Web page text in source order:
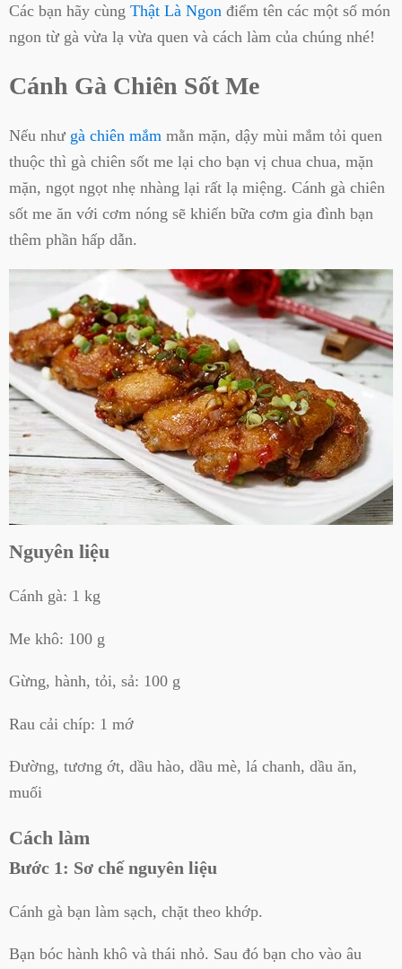
Các bạn hãy cùng Thật Là Ngon điểm tên các một số món
ngon từ gà vừa lạ vừa quen và cách làm của chúng nhé!
Cánh Gà Chiên Sốt Me
Nếu như gà chiên mắm mằn mặn, dậy mùi mắm tỏi quen
thuộc thì gà chiên sốt me lại cho bạn vị chua chua, mặn
mặn, ngọt ngọt nhẹ nhàng lại rất lạ miệng. Cánh gà chiên
sốt me ăn với cơm nóng sẽ khiến bữa cơm gia đình bạn
thêm phần hấp dẫn.
Nguyên liệu
Cánh gà: 1 kg
Me khô: 100 g
Gừng, hành, tỏi, sả: 100 g
Rau cải chíp: 1 mớ
Đường, tương ớt, dầu hào, dầu mè, lá chanh, dầu ăn,
muối
Cách làm
Bước 1: Sơ chế nguyên liệu
Cánh gà bạn làm sạch, chặt theo khớp.
Bạn bóc hành khô và thái nhỏ. Sau đó bạn cho vào âu